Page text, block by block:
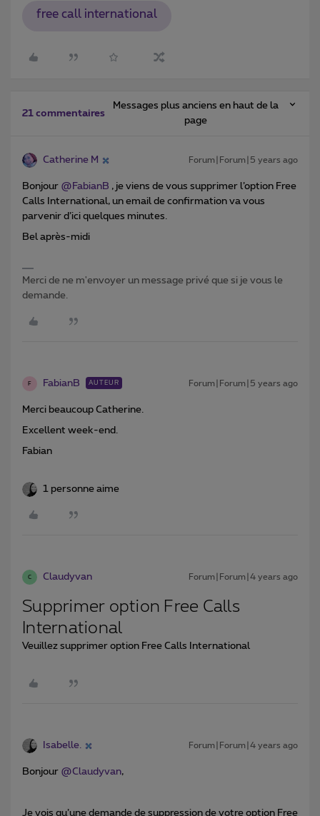
free call international
21 commentaires
Messages plus anciens en haut de la
page
Catherine M Forum|Forum|5 years ago
Bonjour @FabianB , je viens de vous supprimer l’option Free
Calls International, un email de confirmation va vous
parvenir d’ici quelques minutes.
Bel après-midi
Merci de ne m'envoyer un message privé que si je vous le
demande.
F FabianB AUTEUR Forum|Forum|5 years ago
Merci beaucoup Catherine.
Excellent week-end.
Fabian
1 personne aime
C Claudyvan Forum|Forum|4 years ago
Supprimer option Free Calls
International
Veuillez supprimer option Free Calls International
Isabelle. Forum|Forum|4 years ago
Bonjour @Claudyvan,
Je vois qu’une demande de suppression de votre option Free